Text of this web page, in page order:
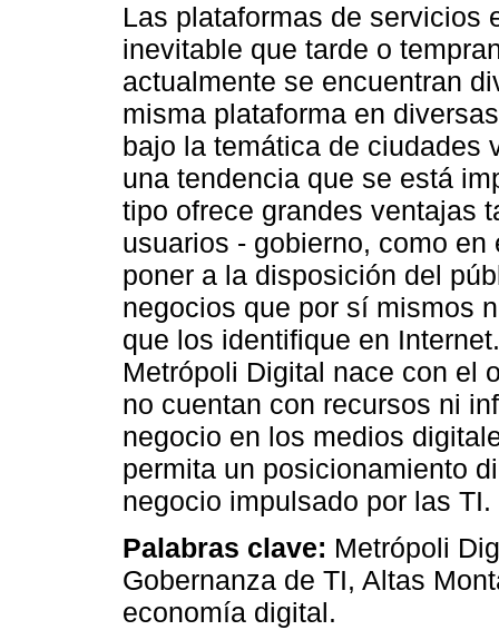
Las plataformas de servicios
inevitable que tarde o
actualmente se encuentran
misma plataforma en
bajo la temática de ciudades
una tendencia que se está
tipo ofrece grandes ventajas
usuarios - gobierno, como
poner a la disposición del
negocios que por sí mismos
que los identifique en
Metrópoli Digital nace con el
no cuentan con recursos ni
negocio en los medios
permita un posicionamiento
negocio impulsado por las TI.
Palabras clave: Metrópoli
Gobernanza de TI, Altas
economía digital.